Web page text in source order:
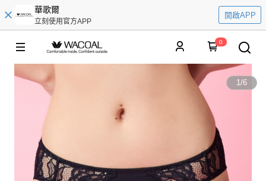
華歌爾
立刻使用官方APP
開啟APP
0
1/6